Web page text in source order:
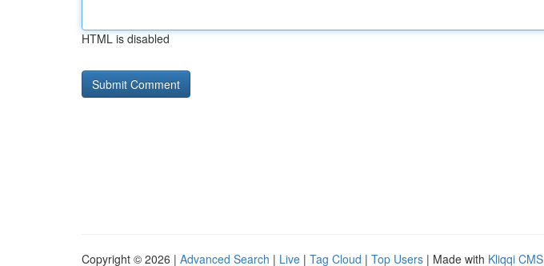
HTML is disabled
Copyright © 2026 | Advanced Search | Live | Tag Cloud | Top Users | Made with Kliqqi CMS